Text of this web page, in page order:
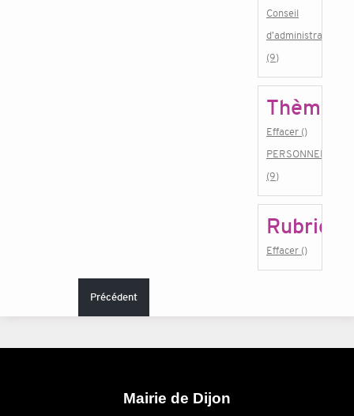
Conseil
d'administration
(9)
Thème
Effacer ()
PERSONNEL
(9)
Rubrique
Effacer ()
Précédent
Mairie de Dijon